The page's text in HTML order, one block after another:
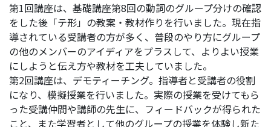
第1回講座は、基礎講座第8回の動詞のグループ分けの確認
をした後「テ形」の教案・教材作りを行いました。現在指
導されている受講者の方が多く、普段のやり方にグループ
の他のメンバーのアイディアをプラスして、よりよい授業
にしようと伝え方や教材を工夫していました。
第2回講座は、デモティーチング。指導者と受講者の役割
になり、模擬授業を行いました。実際の授業を受けてもら
った受講仲間や講師の先生に、フィードバックが得られた
こと、また学習者として他のグループの授業を体験し新た